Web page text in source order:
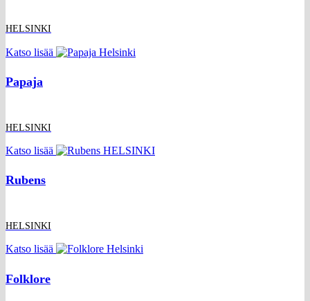
HELSINKI
Katso lisää
Papaja
HELSINKI
Katso lisää
Rubens
HELSINKI
Katso lisää
Folklore